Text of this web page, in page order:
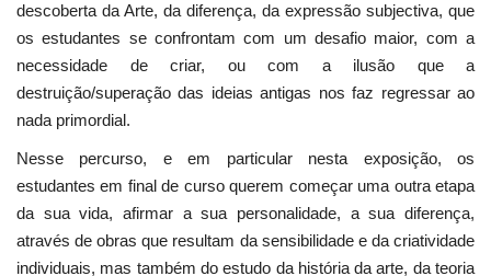
descoberta da Arte, da diferença, da expressão subjectiva, que
os estudantes se confrontam com um desafio maior, com a
necessidade de criar, ou com a ilusão que a
destruição/superação das ideias antigas nos faz regressar ao
nada primordial.
Nesse percurso, e em particular nesta exposição, os
estudantes em final de curso querem começar uma outra etapa
da sua vida, afirmar a sua personalidade, a sua diferença,
através de obras que resultam da sensibilidade e da criatividade
individuais, mas também do estudo da história da arte, da teoria